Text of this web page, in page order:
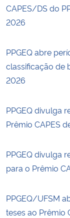
Advocacia-Geral da
CAPES/DS do
2026
PPGEQ abre
classificação de
2026
PPGEQ divulga
Prêmio CAPES
PPGEQ divulga
para o Prêmio
PPGEQ/UFSM
teses ao Prêmio